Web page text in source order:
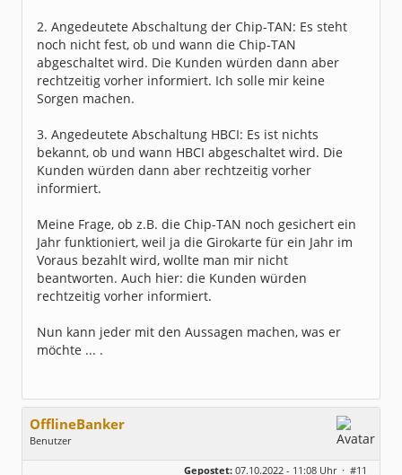
2. Angedeutete Abschaltung der Chip-TAN: Es steht
noch nicht fest, ob und wann die Chip-TAN
abgeschaltet wird. Die Kunden würden dann aber
rechtzeitig vorher informiert. Ich solle mir keine
Sorgen machen.
3. Angedeutete Abschaltung HBCI: Es ist nichts
bekannt, ob und wann HBCI abgeschaltet wird. Die
Kunden würden dann aber rechtzeitig vorher
informiert.
Meine Frage, ob z.B. die Chip-TAN noch gesichert ein
Jahr funktioniert, weil ja die Girokarte für ein Jahr im
Voraus bezahlt wird, wollte man mir nicht
beantworten. Auch hier: die Kunden würden
rechtzeitig vorher informiert.
Nun kann jeder mit den Aussagen machen, was er
möchte ... .
OfflineBanker
Benutzer
Geschlecht:
keine Angabe
Gepostet: 07.10.2022 - 11:08 Uhr · #11